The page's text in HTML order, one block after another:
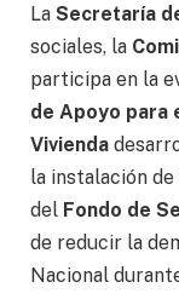
La Secretaría
sociales, la
participa en la
de Apoyo para
Vivienda
la instalación
del Fondo de
de reducir la
Nacional